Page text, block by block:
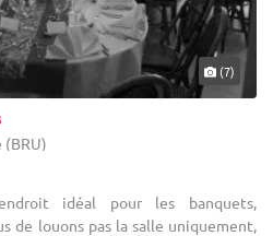
(7)
idéal pour les banquets,
de louons pas la salle uniquement,